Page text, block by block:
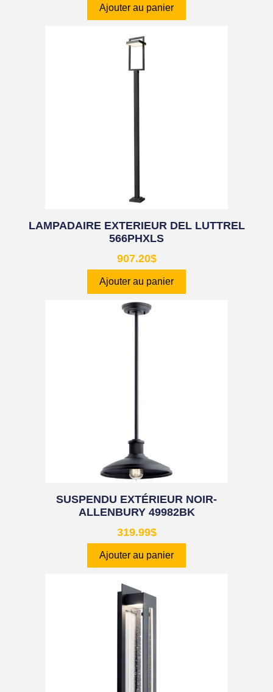
Ajouter au panier
LAMPADAIRE EXTERIEUR DEL LUTTREL
566PHXLS
907.20$
Ajouter au panier
SUSPENDU EXTÉRIEUR NOIR-
ALLENBURY 49982BK
319.99$
Ajouter au panier